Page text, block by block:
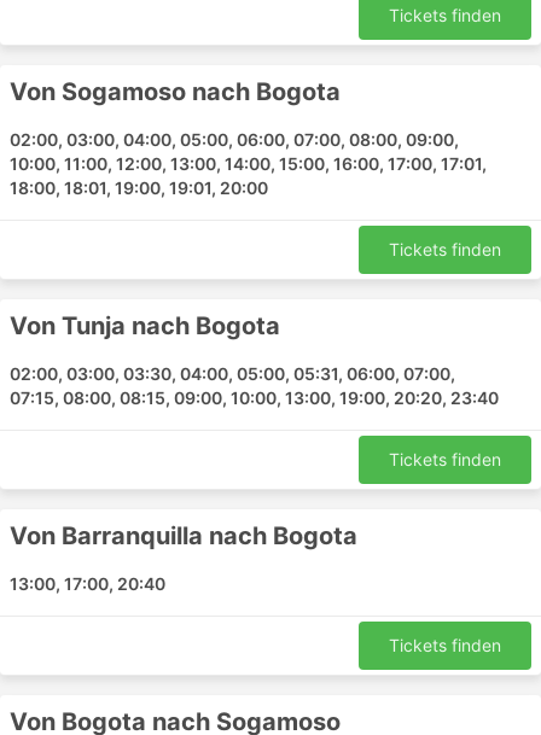
Villa de Leyva Bus Station
Cartagena Terminal
Barranquilla
Terminal de Transportes de Bucaramanga
Tunja
Barranquilla Terminal
Cartagena
Cucuta Terminal
Terminal de Autobuses de Tunja
Paipa
Aguazul
Terminal de Aguazul
Strecken, hier ist eine Liste der beliebtesten:
Tickets finden
Von Sogamoso nach Bogota
02:00, 03:00, 04:00, 05:00, 06:00, 07:00, 08:00, 09:00,
10:00, 11:00, 12:00, 13:00, 14:00, 15:00, 16:00, 17:00, 17:01,
18:00, 18:01, 19:00, 19:01, 20:00
Tickets finden
Von Tunja nach Bogota
02:00, 03:00, 03:30, 04:00, 05:00, 05:31, 06:00, 07:00,
07:15, 08:00, 08:15, 09:00, 10:00, 13:00, 19:00, 20:20, 23:40
Tickets finden
Von Barranquilla nach Bogota
13:00, 17:00, 20:40
Tickets finden
Von Bogota nach Sogamoso